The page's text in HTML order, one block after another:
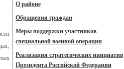
О районе
Обращения граждан
Меры поддержки участников
специальной военной операции
Реализация стратегических инициатив
Президента Российской Федерации